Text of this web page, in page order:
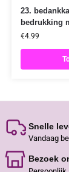
23.
bedrukking
€4.99
Snelle
Vandaag
Bezoek